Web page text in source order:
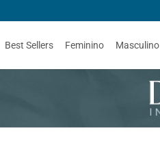
Best Sellers Feminino Masculino